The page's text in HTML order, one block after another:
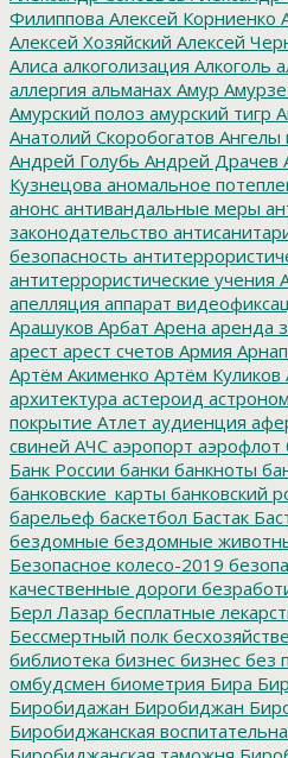
Филиппова Алексей Корниенко
Алексей Хозяйский Алексей
Алиса алкоголизация Алкоголь
аллергия альманах Амур
Амурский полоз амурский тигр
Анатолий Скоробогатов Ангелы
Андрей Голубь Андрей Драчев
Кузнецова аномальное
анонс антивандальные меры
законодательство
безопасность
антитеррористические учения
апелляция аппарат
Арашуков Арбат Арена аренда
арест арест счетов Армия
Артём Акименко Артём Куликов
архитектура астероид
покрытие Атлет аудиенция
свиней АЧС аэропорт аэрофлот
Банк России банки банкноты
банковские_карты банковский
барельеф баскетбол Бастак
бездомные бездомные
Безопасное колесо-2019
качественные дороги
Берл Лазар бесплатные
Бессмертный полк
библиотека бизнес бизнес без
омбудсмен биометрия Бира
Биробидажан Биробиджан
Биробиджанская